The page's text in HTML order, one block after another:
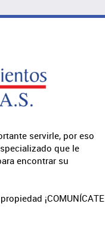
servirle, por eso
que le
encontrar su
¡COMUNÍCATE